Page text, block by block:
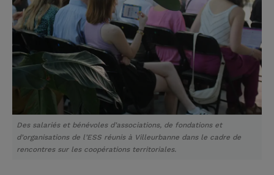
Des salariés et bénévoles d’associations, de fondations et
d’organisations de l’ESS réunis à Villeurbanne dans le cadre de
rencontres sur les coopérations territoriales.